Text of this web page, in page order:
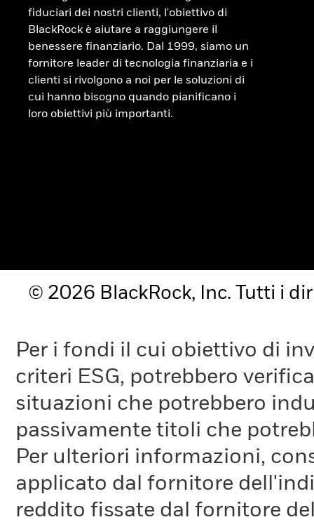
fiduciari dei nostri clienti, l'obiettivo di
BlackRock è aiutare a raggiungere il
benessere finanziario. Dal 1999, siamo un
fornitore leader di tecnologia finanziaria e i
clienti si rivolgono a noi per le soluzioni di
cui hanno bisogno quando pianificano i
loro obiettivi più importanti.
© 2026 BlackRock, Inc. Tutti i
Per i fondi il cui obiettivo di
criteri ESG, potrebbero
situazioni che potrebbero
passivamente titoli che
Per ulteriori informazioni,
applicato dal fornitore
reddito fissate dal fornitore